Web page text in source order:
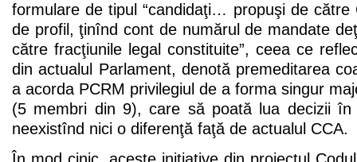
formulare de tipul “candidaţi… propuşi de către
de profil, ţinînd cont de numărul de mandate
către fracţiunile legal constituite”, ceea ce
din actualul Parlament, denotă premeditarea
a acorda PCRM privilegiul de a forma singur
(5 membri din 9), care să poată lua decizii în
neexistînd nici o diferenţă faţă de actualul CCA.